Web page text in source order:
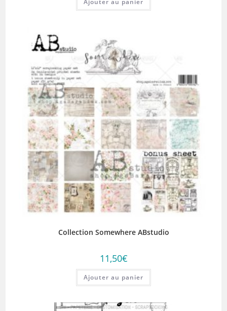
Ajouter au panier
Collection Somewhere ABstudio
11,50€
Ajouter au panier